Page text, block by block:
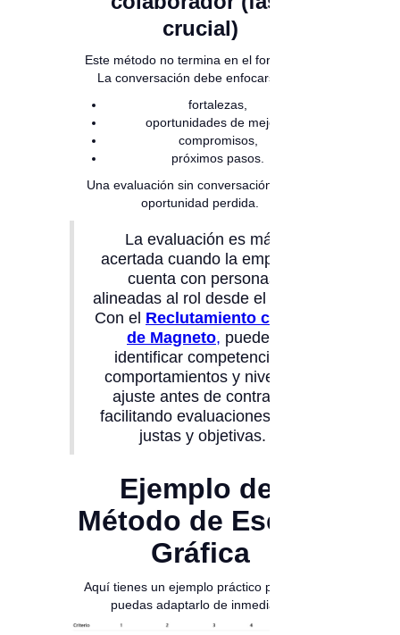
crucial)
Este método no termina en el formulario.
La conversación debe enfocarse en:
fortalezas,
oportunidades de mejora,
compromisos,
próximos pasos.
Una evaluación sin conversación es una
oportunidad perdida.
La evaluación es más
acertada cuando la empresa
cuenta con personas
alineadas al rol desde el inicio.
Con el Reclutamiento con IA
de Magneto, puedes
identificar competencias,
comportamientos y nivel de
ajuste antes de contratar,
facilitando evaluaciones más
justas y objetivas.
Ejemplo del
Método de Escala
Gráfica
Aquí tienes un ejemplo práctico para que
puedas adaptarlo de inmediato: